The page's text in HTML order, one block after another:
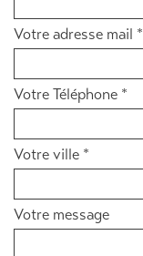
Votre adresse mail *
Votre Téléphone *
Votre ville *
Votre message